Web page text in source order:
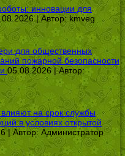
инновации для
| Автор:kmveg
для общественных
пожарной безопасности
05.08.2026 | Автор:
на срок службы
в условиях открытой
| Автор: Администратор